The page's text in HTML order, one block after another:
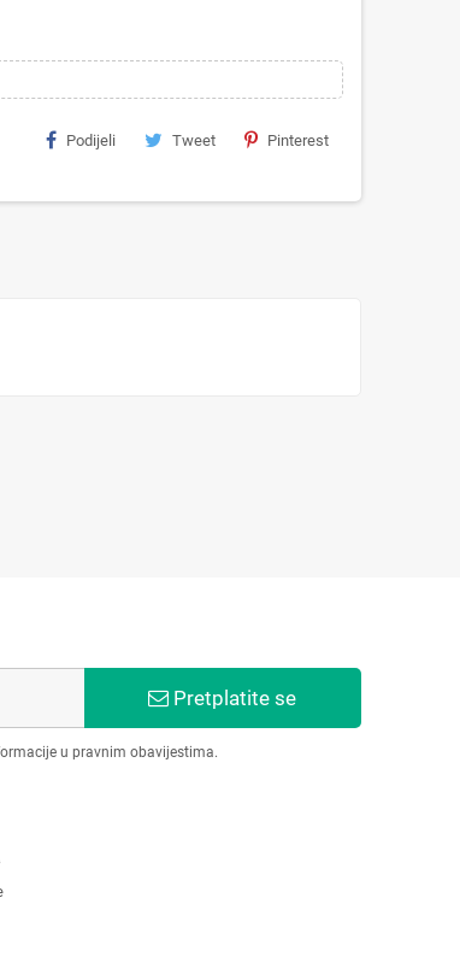
Podijeli Tweet Pinterest
Pretplatite se
u pravnim obavijestima.